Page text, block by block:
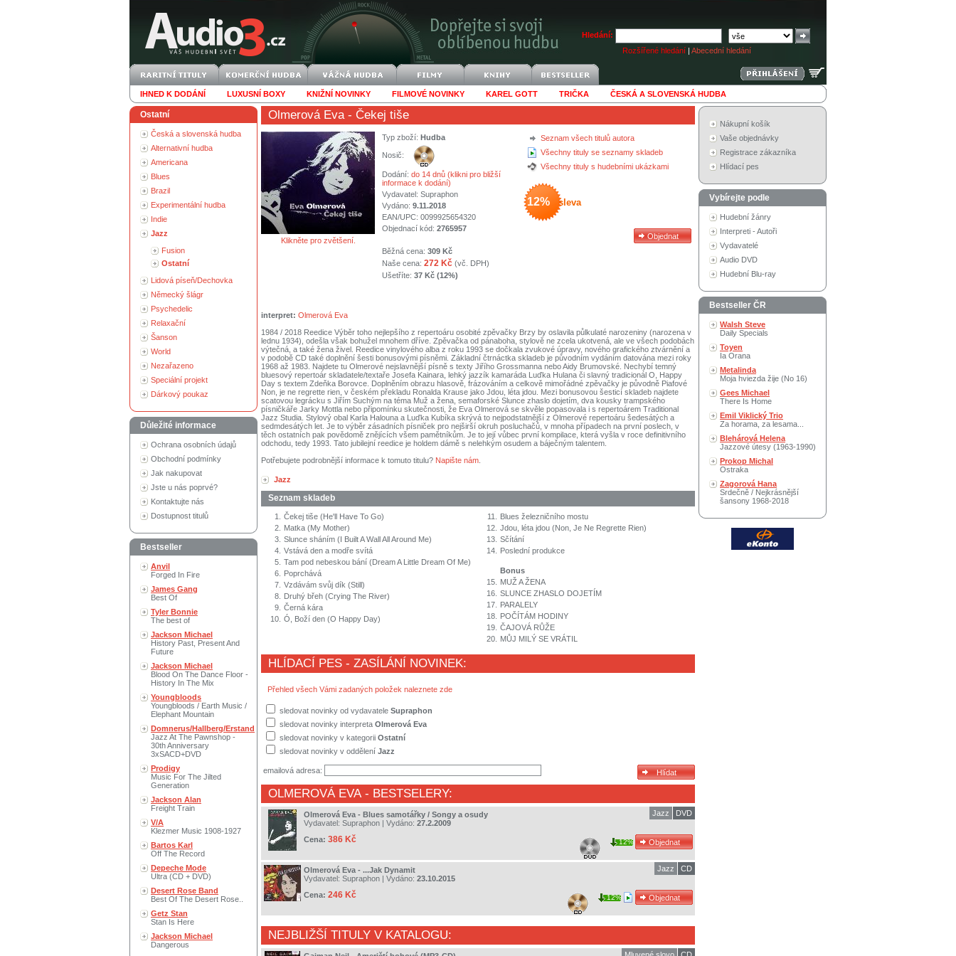
Hledání:
Rozšířené hledání | Abecední hledání
IHNED K DODÁNÍ LUXUSNÍ BOXY KNIŽNÍ NOVINKY FILMOVÉ NOVINKY KAREL GOTT TRIČKA ČESKÁ A SLOVENSKÁ HUDBA
Ostatní
Česká a slovenská hudba
Alternativní hudba
Americana
Blues
Brazil
Experimentální hudba
Indie
Jazz
Fusion
Ostatní
Lidová píseň/Dechovka
Německý šlágr
Psychedelic
Relaxační
Šanson
World
Nezařazeno
Speciální projekt
Dárkový poukaz
Důležité informace
Ochrana osobních údajů
Obchodní podmínky
Jak nakupovat
Jste u nás poprvé?
Kontaktujte nás
Dostupnost titulů
Bestseller
Anvil
Forged In Fire
James Gang
Best Of
Tyler Bonnie
The best of
Jackson Michael
History Past, Present And
Future
Jackson Michael
Blood On The Dance Floor -
History In The Mix
Youngbloods
Youngbloods / Earth Music /
Elephant Mountain
Domnerus/Hallberg/Erstand
Jazz At The Pawnshop -
30th Anniversary
3xSACD+DVD
Prodigy
Music For The Jilted
Generation
Jackson Alan
Freight Train
V/A
Klezmer Music 1908-1927
Bartos Karl
Off The Record
Depeche Mode
Ultra (CD + DVD)
Desert Rose Band
Best Of The Desert Rose..
Getz Stan
Stan Is Here
Jackson Michael
Dangerous
Olmerová Eva- Čekej tiše
Klikněte pro zvětšení.
Seznam všech titulů autora
Všechny tituly se seznamy skladeb
Všechny tituly s hudebními ukázkami
12% sleva
Typ zboží: Hudba
Nosič:
Dodání: do 14 dnů (klikni pro bližší
informace k dodání)
Vydavatel: Supraphon
Vydáno: 9.11.2018
EAN/UPC: 0099925654320
Objednací kód: 2765957
Běžná cena: 309 Kč
Naše cena: 272 Kč (vč. DPH)
Ušetříte: 37 Kč (12%)
interpret: Olmerová Eva
1984 / 2018 Reedice Výběr toho nejlepšího z repertoáru osobité zpěvačky Brzy by oslavila půlkulaté narozeniny (narozena v
lednu 1934), odešla však bohužel mnohem dříve. Zpěvačka od pánaboha, stylově ne zcela ukotvená, ale ve všech podobách
výtečná, a také žena živel. Reedice vinylového alba z roku 1993 se dočkala zvukové úpravy, nového grafického ztvárnění a
v podobě CD také doplnění šesti bonusovými písněmi. Základní čtrnáctka skladeb je původním vydáním datována mezi roky
1968 až 1983. Najdete tu Olmerové nejslavnější písně s texty Jiřího Grossmanna nebo Aidy Brumovské. Nechybí temný
bluesový repertoár skladatele/textaře Josefa Kainara, lehký jazzík kamaráda Luďka Hulana či slavný tradicionál O, Happy
Day s textem Zdeňka Borovce. Doplněním obrazu hlasově, frázováním a celkově mimořádné zpěvačky je původně Piafové
Non, je ne regrette rien, v českém překladu Ronalda Krause jako Jdou, léta jdou. Mezi bonusovou šesticí skladeb najdete
scatovou legrácku s Jiřím Suchým na téma Muž a žena, semaforské Slunce zhaslo dojetím, dva kousky trampského
písničkáře Jarky Mottla nebo připomínku skutečnosti, že Eva Olmerová se skvěle popasovala i s repertoárem Traditional
Jazz Studia. Stylový obal Karla Halouna a Luďka Kubíka skrývá to nejpodstatnější z Olmerové repertoáru šedesátých a
sedmdesátých let. Je to výběr zásadních písniček pro nejširší okruh posluchačů, v mnoha případech na první poslech, v
těch ostatních pak povědomě znějících všem pamětníkům. Je to její vůbec první kompilace, která vyšla v roce definitivního
odchodu, tedy 1993. Tato jubilejní reedice je holdem dámě s nelehkým osudem a báječným talentem.
Potřebujete podrobnější informace k tomuto titulu? Napište nám
Jazz
Seznam skladeb
1.
Čekej tiše (He'll Have To Go)
2.
Matka (My Mother)
3. Slunce sháním (I Built A Wall All Around Me)
4. Vstává den a modře svítá
5. Tam pod nebeskou bání (Dream A Little Dream Of Me)
6.
Poprchává
7. Vzdávám svůj dík (Still)
8.
Druhý břeh (Crying The River)
9. Černá kára
10. Ó, Boží den (O Happy Day)
11.
Blues železničního mostu
12. Jdou, léta jdou (Non, Je Ne Regrette Rien)
13. Sčítání
14.
Poslední produkce
Bonus
15.
MUŽ A ŽENA
16. SLUNCE ZHASLO DOJETÍM
17.
PARALELY
18.
POČÍTÁM HODINY
19. ČAJOVÁ RŮŽE
20.
MŮJ MILÝ SE VRÁTIL
HLÍDACÍ PES - ZASÍLÁNÍ NOVINEK:
Přehled všech Vámi zadaných položek naleznete zde
sledovat novinky od vydavatele Supraphon
sledovat novinky interpreta Olmerová Eva
sledovat novinky v kategorii Ostatní
sledovat novinky v oddělení Jazz
emailová adresa:
OLMEROVÁ EVA- BESTSELERY:
Olmerová Eva - Blues samotářky / Songy a osudy
Vydavatel: Supraphon | Vydáno: 27.2.2009
Cena: 386 Kč
DVD
Jazz
12%
Olmerová Eva - ...Jak Dynamit
Vydavatel: Supraphon | Vydáno: 23.10.2015
Cena: 246 Kč
CD
Jazz
12%
NEJBLIŽŠÍ TITULY V KATALOGU:
Nákupní košík
Vaše objednávky
Registrace zákazníka
Hlídací pes
Vybírejte podle
Hudební žánry
Interpreti - Autoři
Vydavatelé
Audio DVD
Hudební Blu-ray
Bestseller ČR
Walsh Steve
Daily Specials
Toyen
Ia Orana
Metalinda
Moja hviezda žije (No 16)
Gees Michael
There Is Home
Emil Viklický Trio
Za horama, za lesama...
Blehárová Helena
Jazzové útesy (1963-1990)
Prokop Michal
Ostraka
Zagorová Hana
Srdečně / Nejkrásnější
šansony 1968-2018